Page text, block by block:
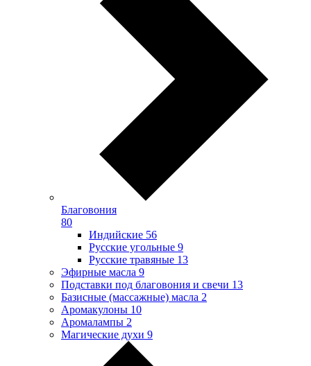
Благовония
80
Индийские 56
Русские угольные 9
Русские травяные 13
Эфирные масла 9
Подставки под благовония и свечи 13
Базисные (массажные) масла 2
Аромакулоны 10
Аромалампы 2
Магические духи 9